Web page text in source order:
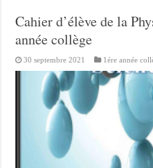
Cahier d’élève de la
année collège
30 septembre 2021 1ére année